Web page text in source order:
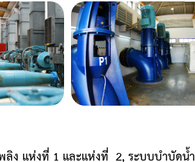
ลิง แห่งที่ 1 และแห่งที่ 2, ระบบบำบัดน้ำ